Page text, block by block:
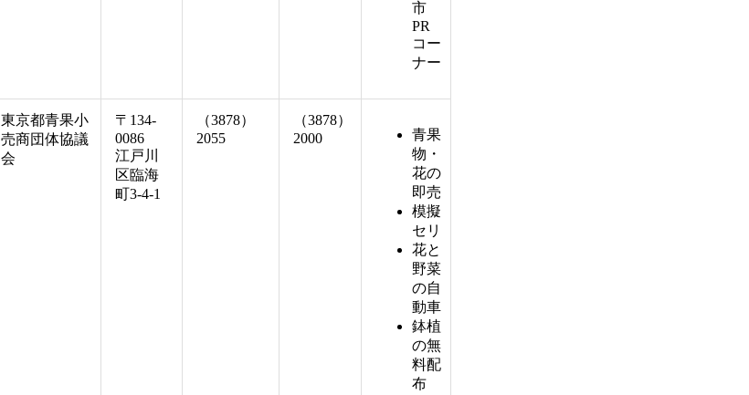
市
PR
コー
ナー
東京都青果小
売商団体協議
会
〒134-
0086
江戸川
区臨海
町3-4-1
（3878）
2055
（3878）
2000
青果
物・
花の
即売
模擬
セリ
花と
野菜
の自
動車
鉢植
の無
料配
布